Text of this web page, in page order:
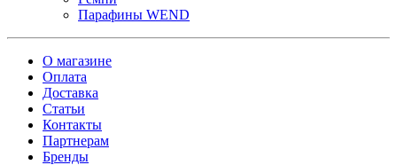
Парафины WEND
О магазине
Оплата
Доставка
Статьи
Контакты
Партнерам
Бренды